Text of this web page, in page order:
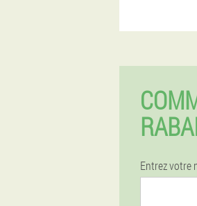
Entrez votre